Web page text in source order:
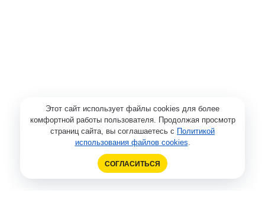
Этот сайт использует файлы cookies для более
комфортной работы пользователя. Продолжая просмотр
страниц сайта, вы соглашаетесь с Политикой
использования файлов cookies.
СОГЛАСИТЬСЯ